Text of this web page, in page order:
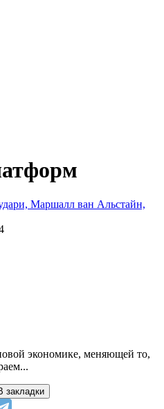
Маршалл ван Альстайн,
экономике, меняющей то,
закладки